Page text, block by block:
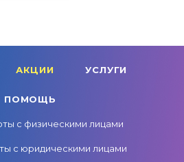
АКЦИИ УСЛУГИ
ПОМОЩЬ
с физическими лицами
с юридическими лицами